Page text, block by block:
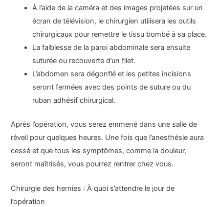
À l’aide de la caméra et des images projetées sur un
écran de télévision, le chirurgien utilisera les outils
chirurgicaux pour remettre le tissu bombé à sa place.
La faiblesse de la paroi abdominale sera ensuite
suturée ou recouverte d’un filet.
L’abdomen sera dégonflé et les petites incisions
seront fermées avec des points de suture ou du
ruban adhésif chirurgical.
Après l’opération, vous serez emmené dans une salle de
réveil pour quelques heures. Une fois que l’anesthésie aura
cessé et que tous les symptômes, comme la douleur,
seront maîtrisés, vous pourrez rentrer chez vous.
Chirurgie des hernies : À quoi s’attendre le jour de
l’opération